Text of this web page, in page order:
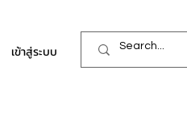
เข้าสู่ระบบ